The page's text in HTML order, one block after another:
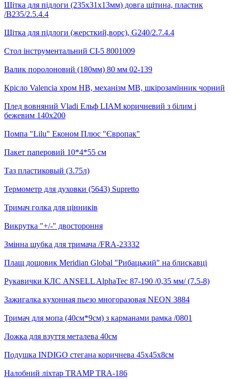
Щітка для підлоги (235х31х13мм) довга щітина, пластик
/B235/2.5.4.4
Щітка для підлоги (жерсткий,ворс), G240/2.7.4.4
Стол інструментальний СІ-5 8001009
Валик поролоновий (180мм) 80 мм 02-139
Крісло Valencia хром НВ, механізм MB, шкірозамінник чорний
Плед вовняний Vladi Ельф LIAM коричневий з білим і
бежевим 140х200
Помпа "Lilu" Економ Плюс "Європак"
Пакет паперовий 10*4*55 см
Таз пластиковый (3.75л)
Термометр для духовки (5643) Supretto
Тримач голка для цінників
Викрутка "+/-" двостороння
Змінна шубка для тримача /FRA-23332
Плащ дощовик Meridian Global "Рибацький" на блискавці
Рукавички КЛС ANSELL AlphaTec 87-190 /0,35 мм/ (7.5-8)
Зажигалка кухонная пьезо многоразовая NEON 3884
Тримач для мопа (40см*9см) з карманами рамка /0801
Ложка для взуття металева 40см
Подушка INDIGO стегана коричнева 45х45х8см
Налобний ліхтар TRAMP TRA-186